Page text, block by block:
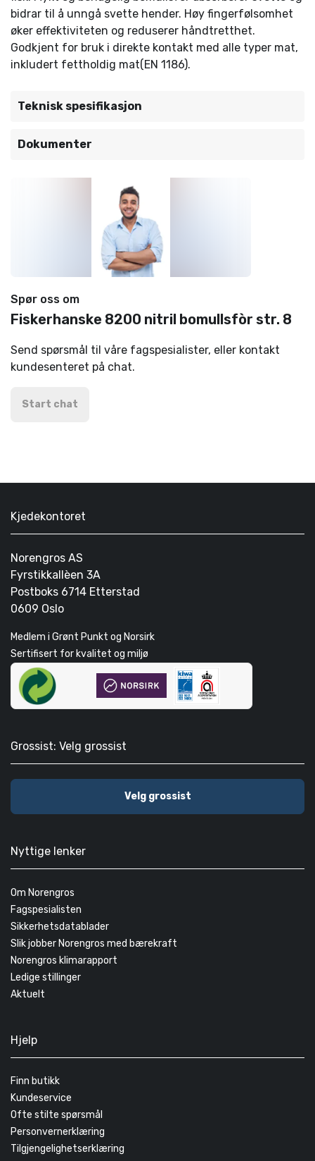
bidrar til å unngå svette hender. Høy fingerfølsomhet
øker effektiviteten og reduserer håndtretthet.
Godkjent for bruk i direkte kontakt med alle typer mat,
inkludert fettholdig mat(EN 1186).
Teknisk spesifikasjon
Dokumenter
Spør oss om
Fiskerhanske 8200 nitril bomullsfòr str. 8
Send spørsmål til våre fagspesialister, eller kontakt
kundesenteret på chat.
Start chat
Kjedekontoret
Norengros AS
Fyrstikkallèen 3A
Postboks 6714 Etterstad
0609 Oslo
Medlem i Grønt Punkt og Norsirk
Sertifisert for kvalitet og miljø
Grossist: Velg grossist
Velg grossist
Nyttige lenker
Om Norengros
Fagspesialisten
Sikkerhetsdatablader
Slik jobber Norengros med bærekraft
Norengros klimarapport
Ledige stillinger
Aktuelt
Hjelp
Finn butikk
Kundeservice
Ofte stilte spørsmål
Personvernerklæring
Tilgjengelighetserklæring